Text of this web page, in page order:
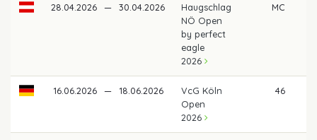
28.04.2026 — 30.04.2026
Haugschlag
NÖ Open
by perfect
eagle
2026
MC
16.06.2026 — 18.06.2026
VcG Köln
Open
2026
46